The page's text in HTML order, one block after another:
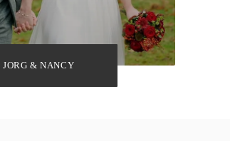
JORG & NANCY